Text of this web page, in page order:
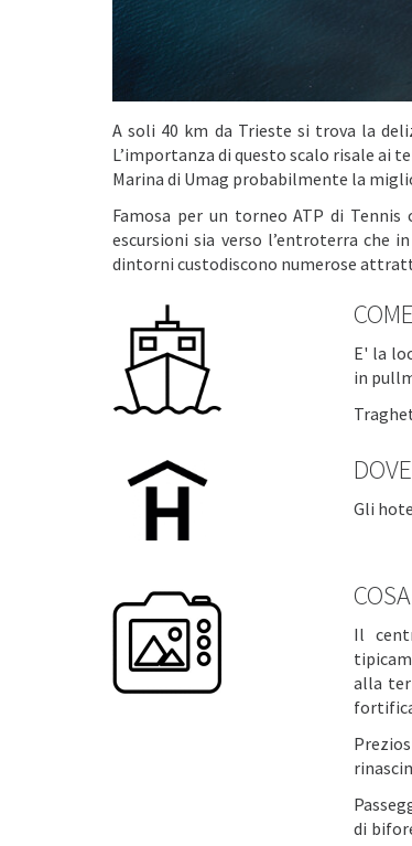
A soli 40 km da Trieste si trova la
L’importanza di questo scalo risale ai
Marina di Umag probabilmente la
Famosa per un torneo ATP di
escursioni sia verso l’entroterra che
dintorni custodiscono numerose
E' la
in
Gli
Il
alla
di